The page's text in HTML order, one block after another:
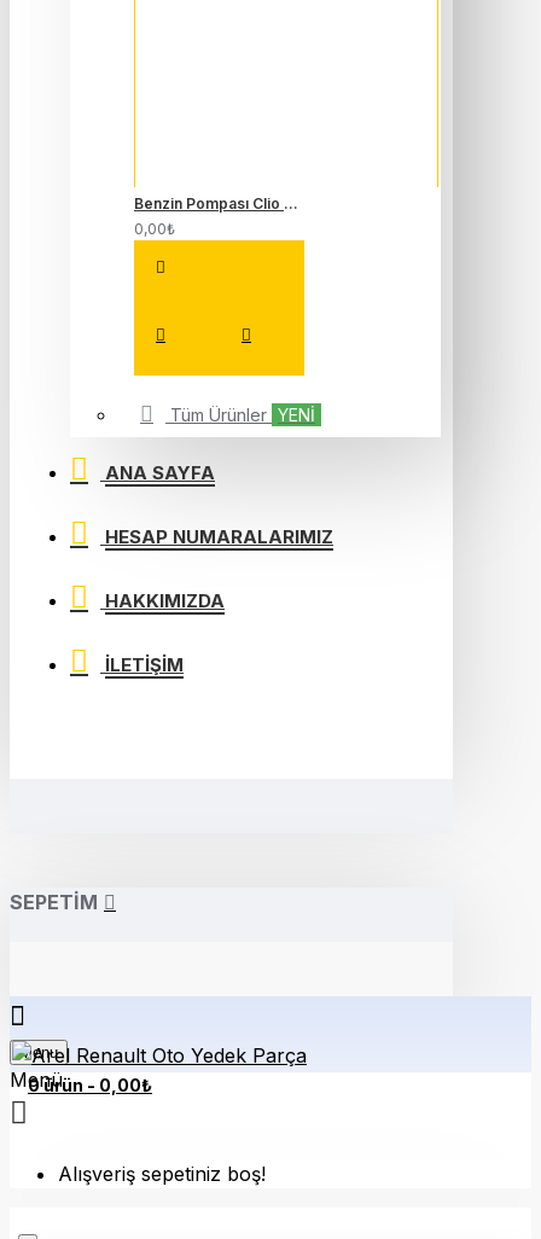
Benzin Pompası Clio 4 Captur Megane 4 1.2 Tce H5F 166301888R
0,00₺
Tüm Ürünler YENİ
ANA SAYFA
HESAP NUMARALARIMIZ
HAKKIMIZDA
İLETIŞIM
SEPETIM
Menu
0 ürün - 0,00₺
Alışveriş sepetiniz boş!